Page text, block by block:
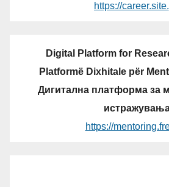
https://
Digital Platform for
Platformë Dixhitale për
Дигитална платформа за
https://